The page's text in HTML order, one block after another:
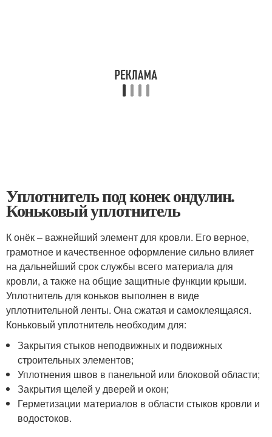
Уплотнитель под конек ондулин.
Коньковый уплотнитель
К онёк – важнейший элемент для кровли. Его верное,
грамотное и качественное оформление сильно влияет
на дальнейший срок службы всего материала для
кровли, а также на общие защитные функции крыши.
Уплотнитель для коньков выполнен в виде
уплотнительной ленты. Она сжатая и самоклеящаяся.
Коньковый уплотнитель необходим для:
Закрытия стыков неподвижных и подвижных
строительных элементов;
Уплотнения швов в панельной или блоковой области;
Закрытия щелей у дверей и окон;
Герметизации материалов в области стыков кровли и
водостоков.